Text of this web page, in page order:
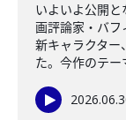
いよいよ公開
画評論家・バフ
新キャラクター
た。今作のテー